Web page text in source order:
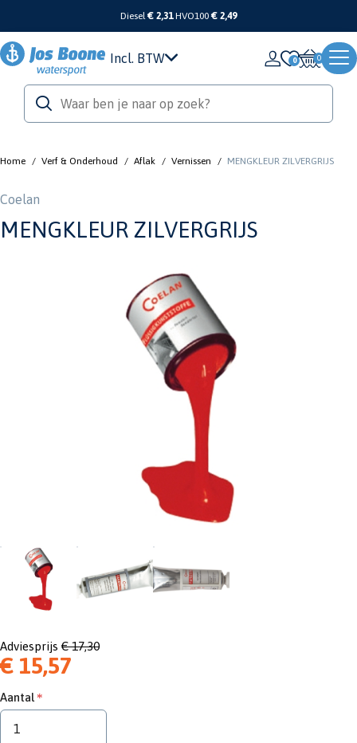
Diesel€ 2,31 HVO100 € 2,49
Incl. BTW 0
Home / Verf & Onderhoud / Aflak / Vernissen / MENGKLEUR ZILVERGRIJS
Coelan
MENGKLEUR ZILVERGRIJS
Adviesprijs € 17,30
€ 15,57
Aantal